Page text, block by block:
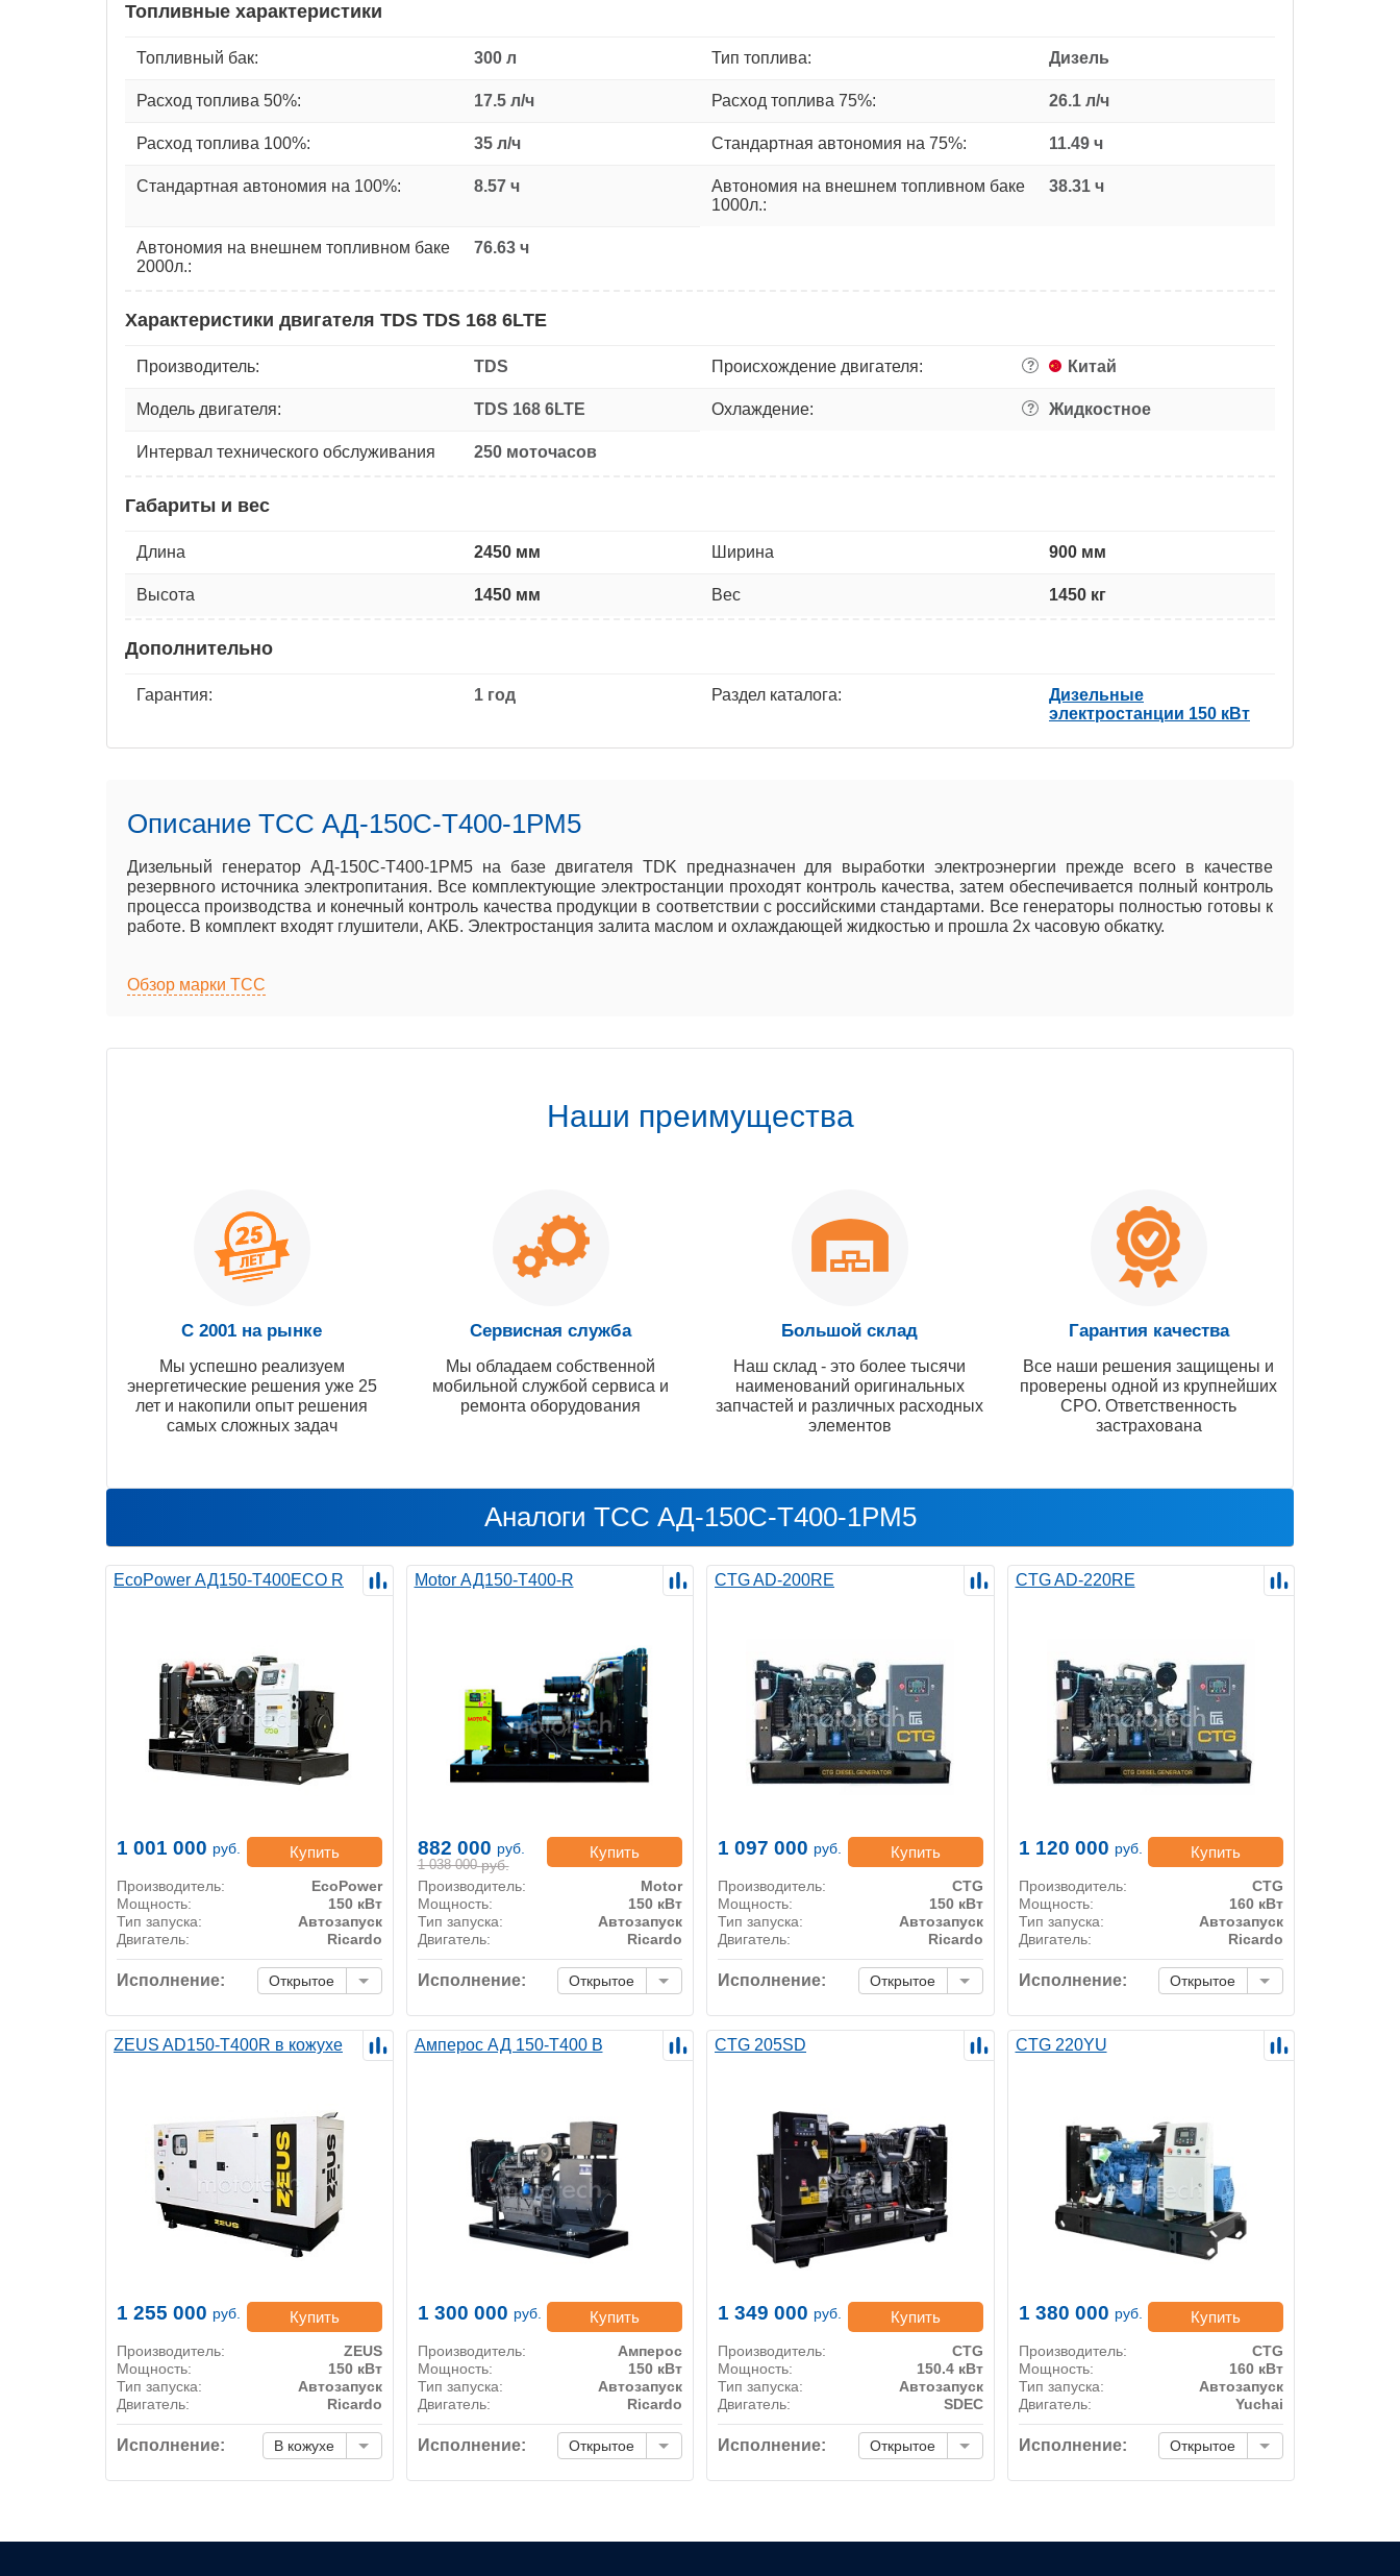
Топливные характеристики
Топливный бак: 300 л Тип топлива: Дизель
Расход топлива 50%: 17.5 л/ч Расход топлива 75%: 26.1 л/ч
Расход топлива 100%: 35 л/ч Стандартная автономия на 75%: 11.49 ч
Стандартная автономия на 100%: 8.57 ч
Автономия на внешнем топливном баке
1000л.:
38.31 ч
Автономия на внешнем топливном баке
2000л.:
76.63 ч
Характеристики двигателя TDS TDS 168 6LTE
Производитель: TDS Происхождение двигателя: ? Китай
Модель двигателя: TDS 168 6LTE Охлаждение: ? Жидкостное
Интервал технического обслуживания 250 моточасов
Габариты и вес
Длина 2450 мм Ширина 900 мм
Высота 1450 мм Вес 1450 кг
Дополнительно
Гарантия: 1 год Раздел каталога:
Дизельные
электростанции 150 кВт
Описание ТСС АД-150С-Т400-1РМ5
Дизельный генератор АД-150С-Т400-1РМ5 на базе двигателя TDK предназначен для выработки электроэнергии прежде всего в качестве
резервного источника электропитания. Все комплектующие электростанции проходят контроль качества, затем обеспечивается полный контроль
процесса производства и конечный контроль качества продукции в соответствии с российскими стандартами. Все генераторы полностью готовы к
работе. В комплект входят глушители, АКБ. Электростанция залита маслом и охлаждающей жидкостью и прошла 2х часовую обкатку.
Обзор марки ТСС
Наши преимущества
С 2001 на рынке
Мы успешно реализуем
энергетические решения уже 25
лет и накопили опыт решения
самых сложных задач
Сервисная служба
Мы обладаем собственной
мобильной службой сервиса и
ремонта оборудования
Большой склад
Наш склад - это более тысячи
наименований оригинальных
запчастей и различных расходных
элементов
Гарантия качества
Все наши решения защищены и
проверены одной из крупнейших
СРО. Ответственность
застрахована
Аналоги ТСС АД-150С-Т400-1РМ5
EcoPower АД150-T400ECO R
1 001 000 руб. Купить
Производитель:
EcoPower
Мощность:
150 кВт
Тип запуска:
Автозапуск
Двигатель:
Ricardo
Исполнение: Открытое
Motor АД150-Т400-R
1 038 000 руб.
882 000 руб. Купить
Производитель:
Motor
Мощность:
150 кВт
Тип запуска:
Автозапуск
Двигатель:
Ricardo
Исполнение: Открытое
CTG AD-200RE
1 097 000 руб. Купить
Производитель:
CTG
Мощность:
150 кВт
Тип запуска:
Автозапуск
Двигатель:
Ricardo
Исполнение: Открытое
CTG AD-220RE
1 120 000 руб. Купить
Производитель:
CTG
Мощность:
160 кВт
Тип запуска:
Автозапуск
Двигатель:
Ricardo
Исполнение: Открытое
ZEUS AD150-T400R в кожухе
1 255 000 руб. Купить
Производитель:
ZEUS
Мощность:
150 кВт
Тип запуска:
Автозапуск
Двигатель:
Ricardo
Исполнение: В кожухе
Амперос АД 150-Т400 B
1 300 000 руб. Купить
Производитель:
Амперос
Мощность:
150 кВт
Тип запуска:
Автозапуск
Двигатель:
Ricardo
Исполнение: Открытое
CTG 205SD
1 349 000 руб. Купить
Производитель:
CTG
Мощность:
150.4 кВт
Тип запуска:
Автозапуск
Двигатель:
SDEC
Исполнение: Открытое
CTG 220YU
1 380 000 руб. Купить
Производитель:
CTG
Мощность:
160 кВт
Тип запуска:
Автозапуск
Двигатель:
Yuchai
Исполнение: Открытое